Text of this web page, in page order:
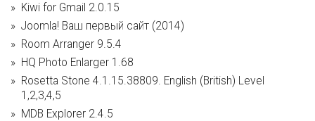
Kiwi for Gmail 2.0.15
Joomla! Ваш первый сайт (2014)
Room Arranger 9.5.4
HQ Photo Enlarger 1.68
Rosetta Stone 4.1.15.38809. English (British) Level
1,2,3,4,5
MDB Explorer 2.4.5